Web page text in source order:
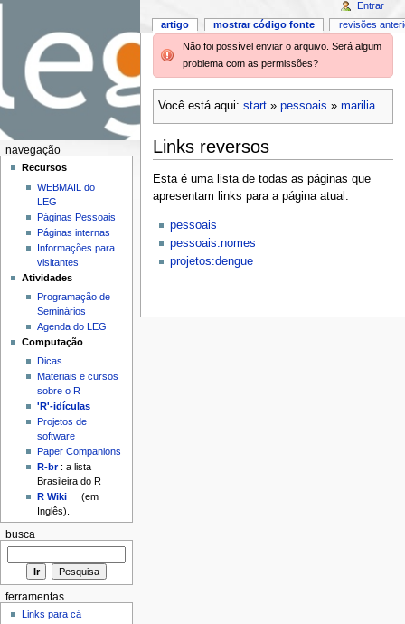
Não foi possível enviar o arquivo. Será algum
problema com as permissões?
Você está aqui: start» pessoais » marilia
Links reversos
Esta é uma lista de todas as páginas que
apresentam links para a página atual.
pessoais
pessoais:nomes
projetos:dengue
artigo mostrar código fonte revisões
Entrar
navegação
Recursos
WEBMAIL do
LEG
Páginas Pessoais
Páginas internas
Informações para
visitantes
Atividades
Programação de
Seminários
Agenda do LEG
Computação
Dicas
Materiais e cursos
sobre o R
'R'-idículas
Projetos de
software
Paper Companions
R-br: a lista
Brasileira do R
R Wiki
(em
Inglês).
busca
ferramentas
Links para cá